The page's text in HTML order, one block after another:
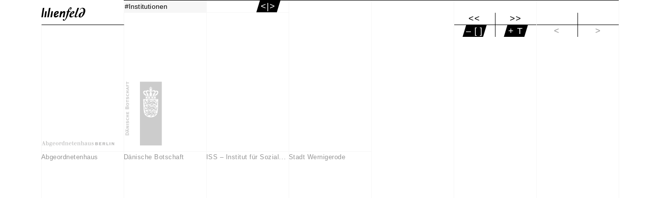
#Institutionen
<|>
<<
>>
– [ ]
+ T
<
>
Abgeordnetenhaus Dänische Botschaft ISS – Institut für Sozial... Stadt Wernigerode